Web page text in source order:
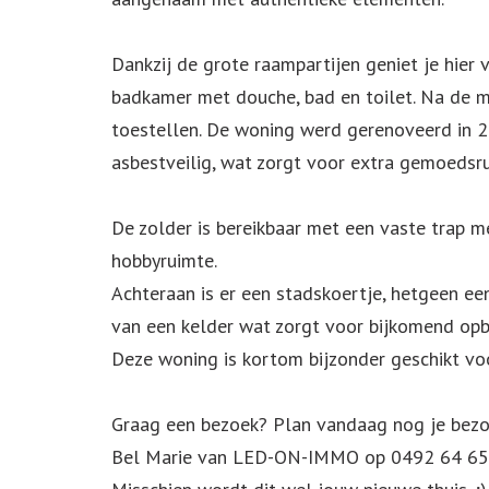
Dankzij de grote raampartijen geniet je hier
badkamer met douche, bad en toilet. Na de
toestellen. De woning werd gerenoveerd in
asbestveilig, wat zorgt voor extra
De zolder is bereikbaar met een vaste trap
hobbyruimte.
Achteraan is er een stadskoertje, hetgeen
van een kelder wat zorgt voor bijkomend
Deze woning is kortom bijzonder geschikt
Graag een bezoek? Plan vandaag nog je
Bel Marie van LED-ON-IMMO op 0492 64